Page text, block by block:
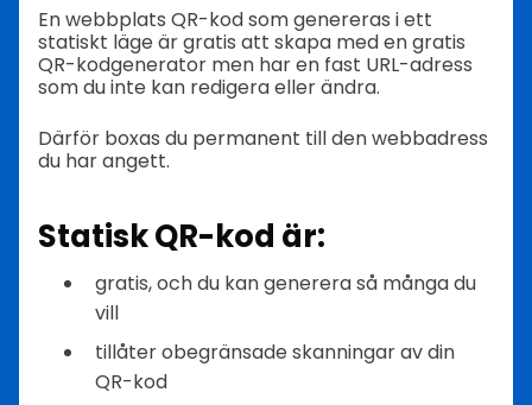
En webbplats QR-kod som genereras i ett
statiskt läge är gratis att skapa med en gratis
QR-kodgenerator men har en fast URL-adress
som du inte kan redigera eller ändra.
Därför boxas du permanent till den webbadress
du har angett.
Statisk QR-kod är:
gratis, och du kan generera så många du
vill
tillåter obegränsade skanningar av din
QR-kod